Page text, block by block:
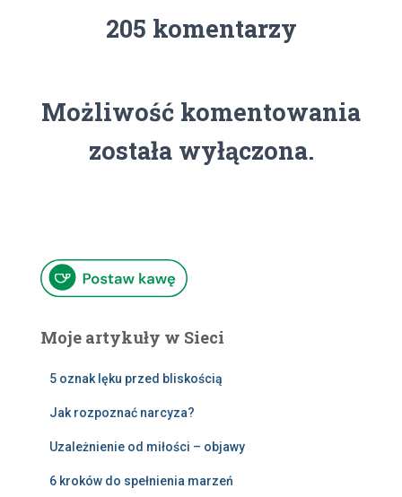
205 komentarzy
Możliwość komentowania
została wyłączona.
Moje artykuły w Sieci
5 oznak lęku przed bliskością
Jak rozpoznać narcyza?
Uzależnienie od miłości – objawy
6 kroków do spełnienia marzeń